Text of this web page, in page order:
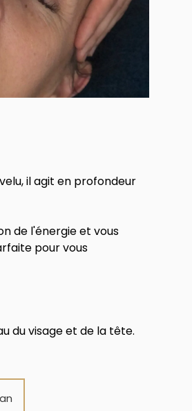
il agit en profondeur
de l'énergie et vous
pour vous
du visage et de la tête.